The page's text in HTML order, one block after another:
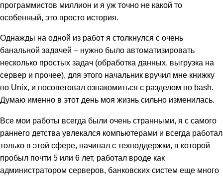
программистов миллион и я уж точно не какой то
особенный, это просто история.
Однажды на одной из работ я столкнулся с очень
банальной задачей – нужно было автоматизировать
несколько простых задач (обработка данных, выгрузка на
сервер и прочее), для этого начальник вручил мне книжку
по Unix, и посоветовал ознакомиться с разделом по bash.
Думаю именно в этот день моя жизнь сильно изменилась.
Все мои работы всегда были очень странными, я с самого
раннего детства увлекался компьютерами и всегда работал
только в этой сфере, начинал с техподдержки, в которой
пробыл почти 5 или 6 лет, работал вроде как
администратором серверов, банковских систем еще много